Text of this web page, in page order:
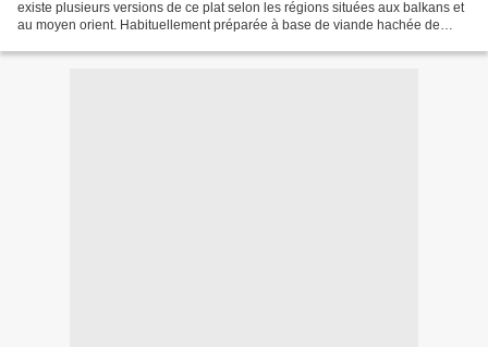
existe plusieurs versions de ce plat selon les régions situées aux balkans et
au moyen orient. Habituellement préparée à base de viande hachée de